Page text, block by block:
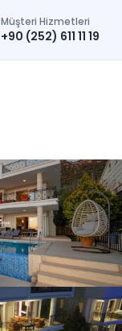
Müşteri Hizmetleri
+90 (252) 611 11 19